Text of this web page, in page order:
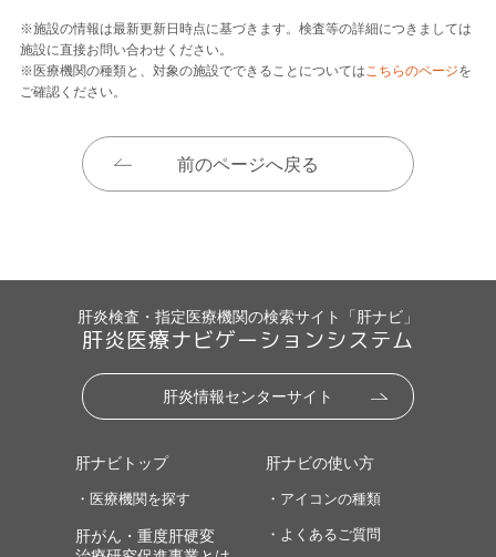
※施設の情報は最新更新日時点に基づきます。検査等の詳細につきましては
施設に直接お問い合わせください。
※医療機関の種類と、対象の施設でできることについてはこちらのページを
ご確認ください。
前のページへ戻る
肝炎検査・指定医療機関の検索サイト「肝ナビ」
肝炎医療ナビゲーションシステム
肝炎情報センターサイト
肝ナビトップ
・医療機関を探す
肝がん・重度肝硬変
肝ナビの使い方
・アイコンの種類
・よくあるご質問